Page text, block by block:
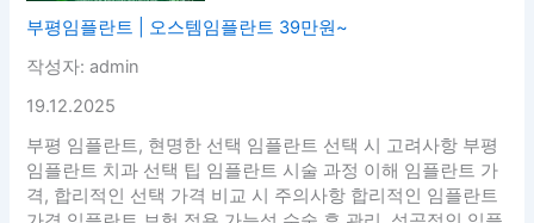
부평임플란트 | 오스템임플란트 39만원~
작성자: admin
19.12.2025
부평 임플란트, 현명한 선택 임플란트 선택 시 고려사항 부평
임플란트 치과 선택 팁 임플란트 시술 과정 이해 임플란트 가
격, 합리적인 선택 가격 비교 시 주의사항 합리적인 임플란트